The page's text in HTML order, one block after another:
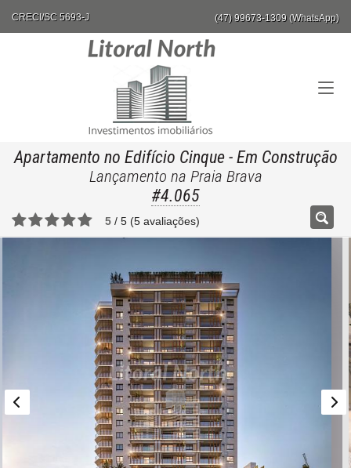
CRECI/SC 5693-J (47) 99673-1309 (WhatsApp)
Apartamento no Edifício Cinque- Em Construção
Lançamento na Praia Brava
#4.065
5 / 5 (5 avaliações)